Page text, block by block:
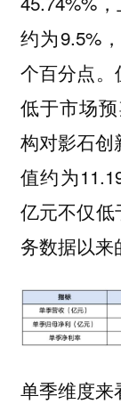
约为9.5%
个百分点
低于市场
构对影石创
值约为
亿元不仅
务数据以来
单季维度来